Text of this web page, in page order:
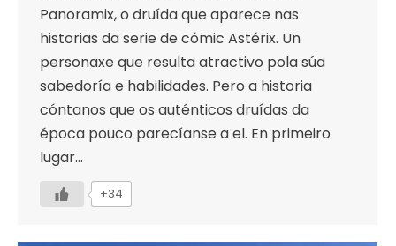
Panoramix, o druída que aparece nas
historias da serie de cómic Astérix. Un
personaxe que resulta atractivo pola súa
sabedoría e habilidades. Pero a historia
cóntanos que os auténticos druídas da
época pouco parecíanse a el. En primeiro
lugar…
+34